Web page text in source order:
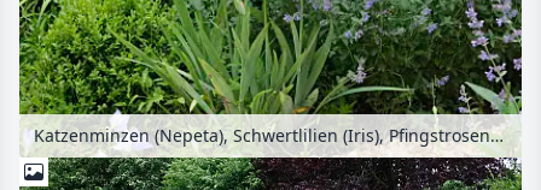
Katzenminzen (Nepeta), Schwertlilien (Iris), Pfingstrosen (Paeonia) und Türkenmohn (Papaver orientale) mit Gartenpavillon